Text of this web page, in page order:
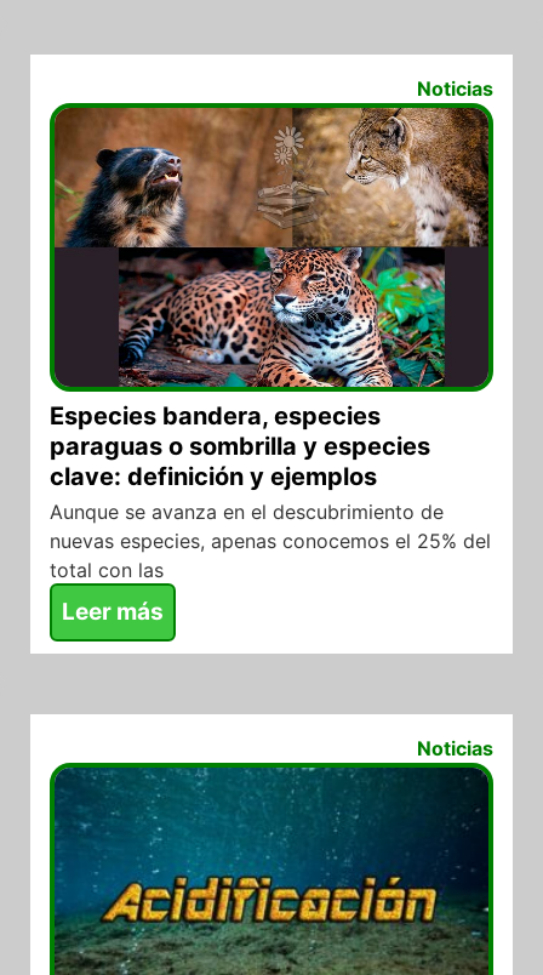
Noticias
Especies bandera, especies
paraguas o sombrilla y especies
clave: definición y ejemplos
Aunque se avanza en el descubrimiento de
nuevas especies, apenas conocemos el 25% del
total con las
Leer más
Noticias